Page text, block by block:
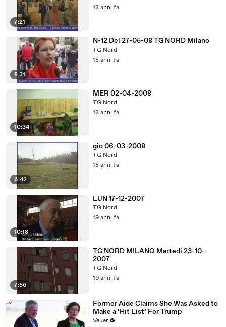
7:21
18 anni fa
8:31
N-12 Del 27-05-08 TG NORD Milano
TG Nord
18 anni fa
10:34
MER 02-04-2008
TG Nord
18 anni fa
6:42
gio 06-03-2008
TG Nord
18 anni fa
10:18
LUN 17-12-2007
TG Nord
19 anni fa
7:56
TG NORD MILANO Martedi 23-10-
2007
TG Nord
19 anni fa
Former Aide Claims She Was Asked to
Make a ‘Hit List’ For Trump
Veuer